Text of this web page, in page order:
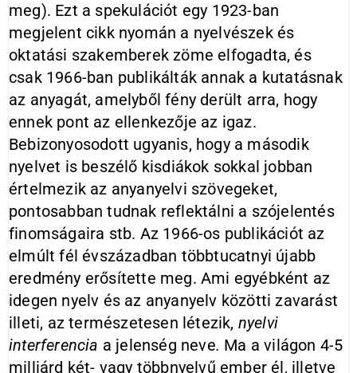
meg). Ezt a spekulációt egy 1923-ban
megjelent cikk nyomán a nyelvészek és
oktatási szakemberek zöme elfogadta, és
csak 1966-ban publikálták annak a kutatásnak
az anyagát, amelyből fény derült arra, hogy
ennek pont az ellenkezője az igaz.
Bebizonyosodott ugyanis, hogy a második
nyelvet is beszélő kisdiákok sokkal jobban
értelmezik az anyanyelvi szövegeket,
pontosabban tudnak reflektálni a szójelentés
finomságaira stb. Az 1966-os publikációt az
elmúlt fél évszázadban többtucatnyi újabb
eredmény erősítette meg. Ami egyébként az
idegen nyelv és az anyanyelv közötti zavarást
illeti, az természetesen létezik, nyelvi
interferencia a jelenség neve. Ma a világon 4-5
milliárd két- vagy többnyelvű ember él, illetve